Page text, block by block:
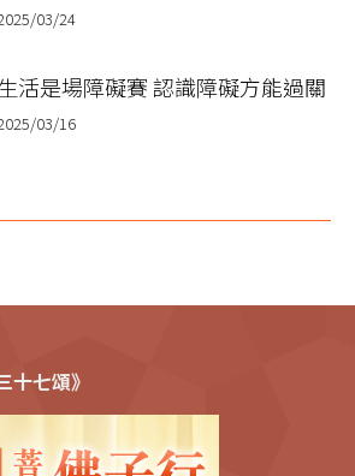
03/24
活是場障礙賽 認識障礙方能過關
03/16
十七頌》